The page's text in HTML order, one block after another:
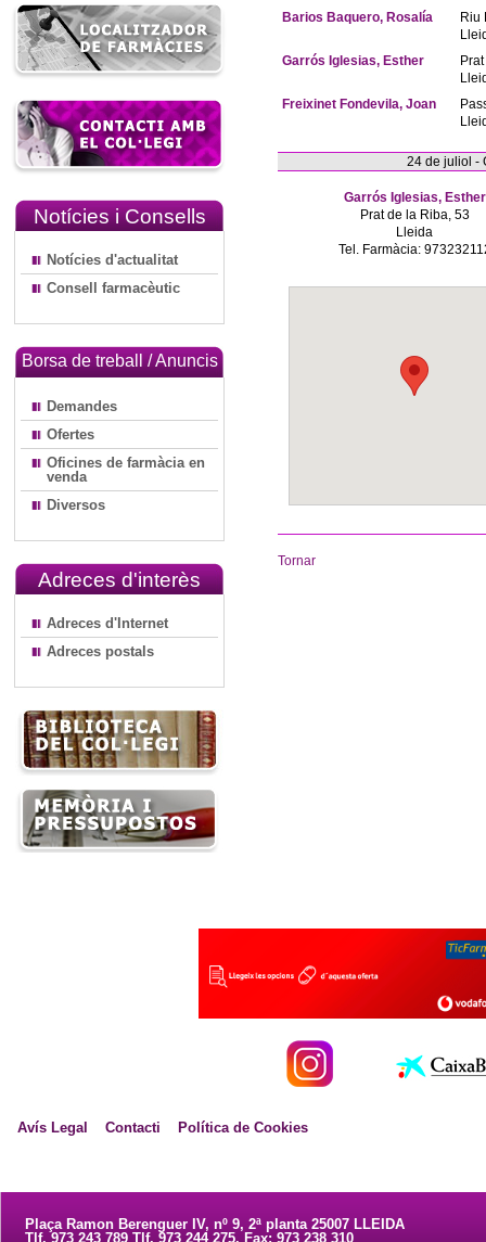
Notícies i Consells
Notícies d'actualitat
Consell farmacèutic
Borsa de treball / Anuncis
Demandes
Ofertes
Oficines de farmàcia en
venda
Diversos
Adreces d'interès
Adreces d'Internet
Adreces postals
Barios Baquero, Rosalía
Riu
Garrós Iglesias, Esther
Freixinet Fondevila, Joan
24 de juliol -
Garrós Iglesias, Esther
Prat de la Riba, 53
Lleida
Tel. Farmàcia:
Tornar
Avís Legal Contacti Política de Cookies
Plaça Ramon Berenguer IV, nº 9, 2ª planta 25007 LLEIDA
Tlf. 973 243 789 Tlf. 973 244 275. Fax: 973 238 310